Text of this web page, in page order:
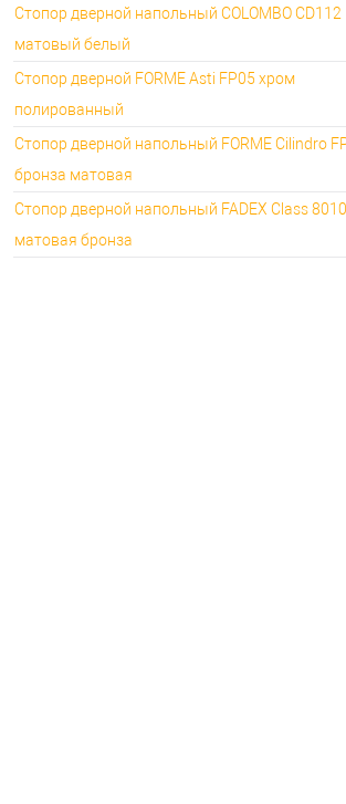
Стопор дверной напольный COLOMBO CD112
матовый белый
Стопор дверной FORME Asti FP05 хром
полированный
Стопор дверной напольный FORME Cilindro
бронза матовая
Стопор дверной напольный FADEX Class 8010
матовая бронза